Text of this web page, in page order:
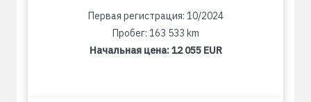
Первая регистрация: 10/2024
Пробег: 163 533 km
Начальная цена:12 055 EUR